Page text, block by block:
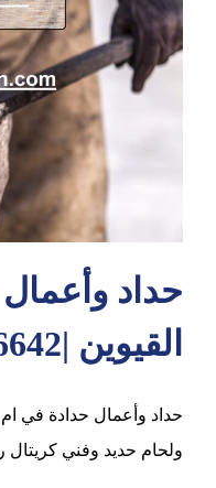
حداد
القيوين |0544026642
ولحام حديد وفني كريتال